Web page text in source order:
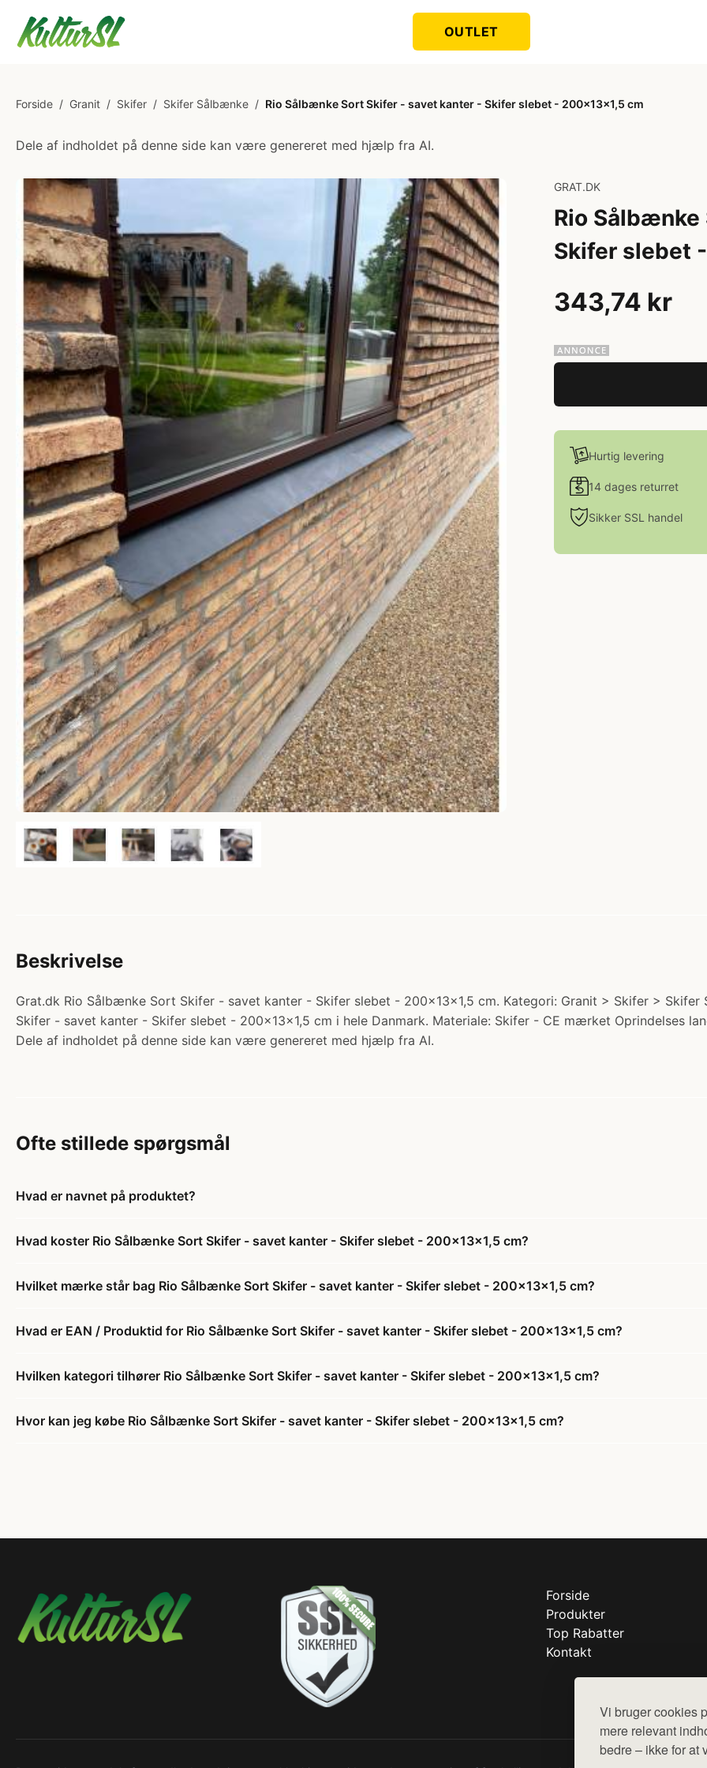
Vi bruger cookies
mere relevant
bedre – ikke for at
OUTLET
Forside / Granit / Skifer / Skifer Sålbænke / Rio Sålbænke Sort Skifer - savet kanter - Skifer slebet - 200x13x1,5 cm
Dele af indholdet på denne side kan være genereret med hjælp fra AI.
GRAT.DK
Rio
Skifer slebet
343,74 kr
Hurtig levering
14 dages returret
Sikker SSL handel
Beskrivelse
Grat.dk Rio Sålbænke Sort Skifer - savet kanter - Skifer slebet - 200x13x1,5 cm. Kategori: Granit > Skifer >
Skifer - savet kanter - Skifer slebet - 200x13x1,5 cm i hele Danmark. Materiale: Skifer - CE mærket Oprindelses
Dele af indholdet på denne side kan være genereret med hjælp fra AI.
Ofte stillede spørgsmål
Hvad er navnet på produktet?
Hvad koster Rio Sålbænke Sort Skifer - savet kanter - Skifer slebet - 200x13x1,5 cm?
Hvilket mærke står bag Rio Sålbænke Sort Skifer - savet kanter - Skifer slebet - 200x13x1,5 cm?
Hvad er EAN / Produktid for Rio Sålbænke Sort Skifer - savet kanter - Skifer slebet - 200x13x1,5 cm?
Hvilken kategori tilhører Rio Sålbænke Sort Skifer - savet kanter - Skifer slebet - 200x13x1,5 cm?
Hvor kan jeg købe Rio Sålbænke Sort Skifer - savet kanter - Skifer slebet - 200x13x1,5 cm?
Forside
Produkter
Top Rabatter
Kontakt